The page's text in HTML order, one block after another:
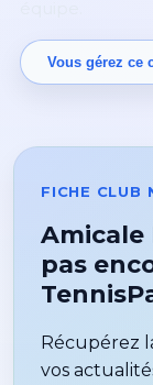
Vous gérez ce
FICHE CLUB
Amicale
pas
Récupérez
vos